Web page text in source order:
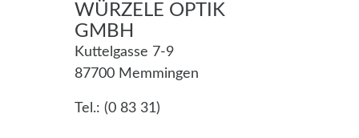
WÜRZELE OPTIK
GMBH
Kuttelgasse 7-9
87700 Memmingen
Tel.: (0 83 31)